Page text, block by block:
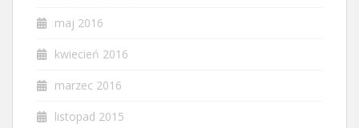
maj 2016
kwiecień 2016
marzec 2016
listopad 2015